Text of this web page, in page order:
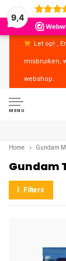
9,4
Let op! ,
misbruiken,
webshop.
MENU
Home Gundam
Gundam
Filters